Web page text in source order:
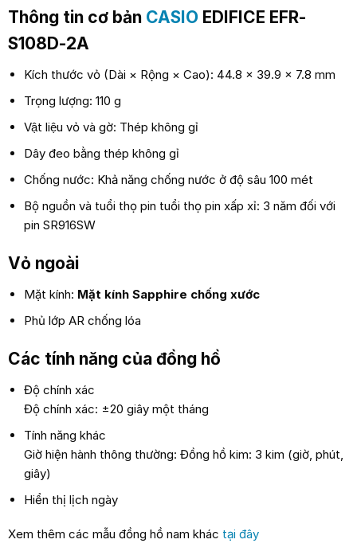
Thông tin cơ bản CASIO EDIFICE EFR-
S108D-2A
Kích thước vỏ (Dài × Rộng × Cao): 44.8 × 39.9 × 7.8 mm
Trọng lượng: 110 g
Vật liệu vỏ và gờ: Thép không gỉ
Dây đeo bằng thép không gỉ
Chống nước: Khả năng chống nước ở độ sâu 100 mét
Bộ nguồn và tuổi thọ pin tuổi thọ pin xấp xỉ: 3 năm đối với
pin SR916SW
Vỏ ngoài
Mặt kính: Mặt kính Sapphire chống xước
Phủ lớp AR chống lóa
Các tính năng của đồng hồ
Độ chính xác
Độ chính xác: ±20 giây một tháng
Tính năng khác
Giờ hiện hành thông thường: Đồng hồ kim: 3 kim (giờ, phút,
giây)
Hiển thị lịch ngày
Xem thêm các mẫu đồng hồ nam khác tại đây